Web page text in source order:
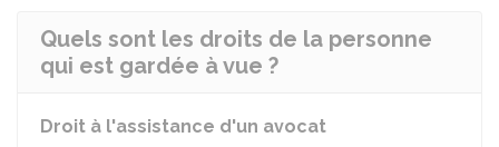
Quels sont les droits de la personne
qui est gardée à vue ?
Droit à l'assistance d'un avocat